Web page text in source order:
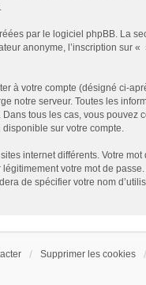
par le logiciel phpBB. La
anonyme, l’inscription sur
à votre compte (désigné ci-
notre serveur. Toutes les
tous les cas, vous pouvez
sur votre compte.
internet différents. Votre mot
votre mot de
de spécifier votre nom
Supprimer les cookies